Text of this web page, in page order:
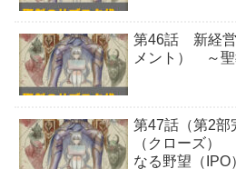
第46話 新経営
メント） ～聖
第47話（第2
（クローズ）
なる野望（IPO